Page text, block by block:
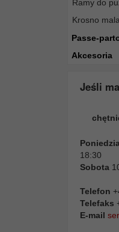
Ramy do
Krosno
Passe-
Akcesoria
Jeśli
18:30
Sobota
Telefon
Telefaks
E-mail